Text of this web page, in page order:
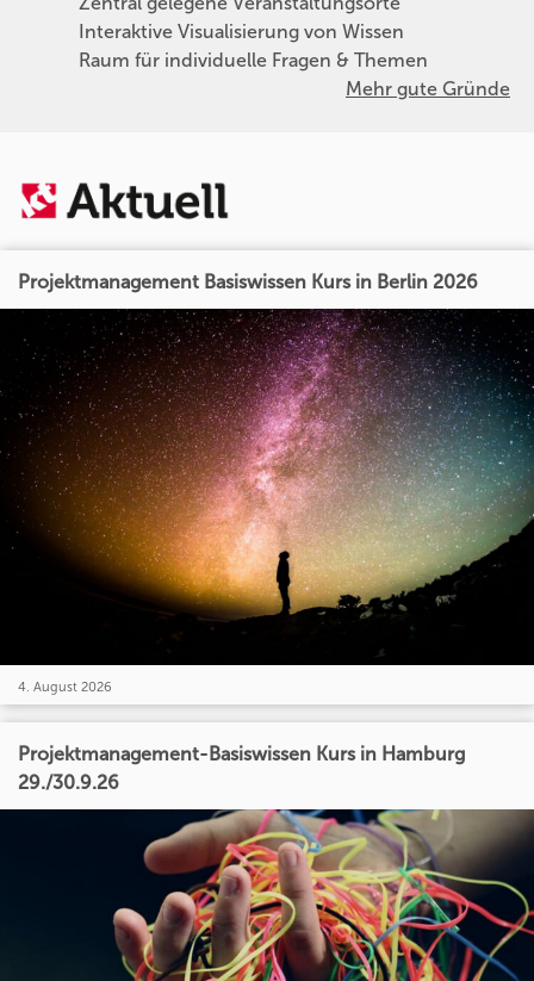
Interaktive Visualisierung von Wissen
Raum für individuelle Fragen & Themen
Mehr gute Gründe
Projektmanagement Basiswissen Kurs in Berlin 2026
4. August 2026
Projektmanagement-Basiswissen Kurs in Hamburg
29./30.9.26